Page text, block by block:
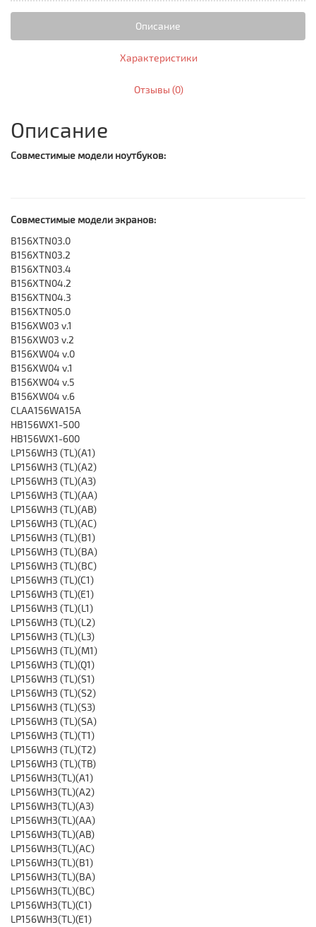
Описание
Характеристики
Отзывы (0)
Описание
Совместимые модели ноутбуков:
Совместимые модели экранов:
B156XTN03.0
B156XTN03.2
B156XTN03.4
B156XTN04.2
B156XTN04.3
B156XTN05.0
B156XW03 v.1
B156XW03 v.2
B156XW04 v.0
B156XW04 v.1
B156XW04 v.5
B156XW04 v.6
CLAA156WA15A
HB156WX1-500
HB156WX1-600
LP156WH3 (TL)(A1)
LP156WH3 (TL)(A2)
LP156WH3 (TL)(A3)
LP156WH3 (TL)(AA)
LP156WH3 (TL)(AB)
LP156WH3 (TL)(AC)
LP156WH3 (TL)(B1)
LP156WH3 (TL)(BA)
LP156WH3 (TL)(BC)
LP156WH3 (TL)(C1)
LP156WH3 (TL)(E1)
LP156WH3 (TL)(L1)
LP156WH3 (TL)(L2)
LP156WH3 (TL)(L3)
LP156WH3 (TL)(M1)
LP156WH3 (TL)(Q1)
LP156WH3 (TL)(S1)
LP156WH3 (TL)(S2)
LP156WH3 (TL)(S3)
LP156WH3 (TL)(SA)
LP156WH3 (TL)(T1)
LP156WH3 (TL)(T2)
LP156WH3 (TL)(TB)
LP156WH3(TL)(A1)
LP156WH3(TL)(A2)
LP156WH3(TL)(A3)
LP156WH3(TL)(AA)
LP156WH3(TL)(AB)
LP156WH3(TL)(AC)
LP156WH3(TL)(B1)
LP156WH3(TL)(BA)
LP156WH3(TL)(BC)
LP156WH3(TL)(C1)
LP156WH3(TL)(E1)